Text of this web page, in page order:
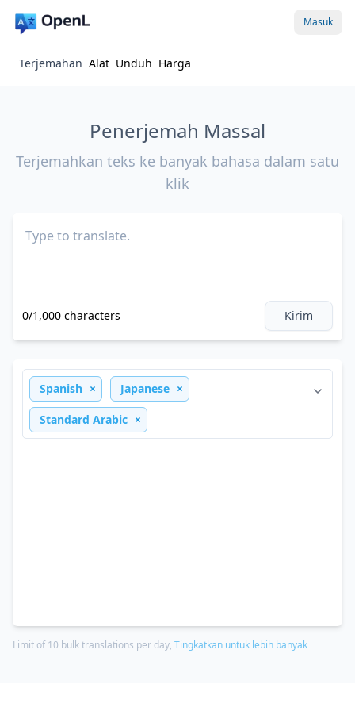
Masuk
Terjemahan Alat Unduh Harga
Penerjemah Massal
Terjemahkan teks ke banyak bahasa dalam satu
klik
0/1,000 characters Kirim
Spanish Japanese
Standard Arabic
Limit of 10 bulk translations per day, Tingkatkan untuk lebih banyak